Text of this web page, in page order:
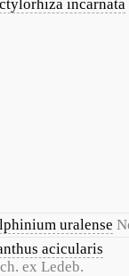
incarnata
uralense
acicularis
ex Ledeb.